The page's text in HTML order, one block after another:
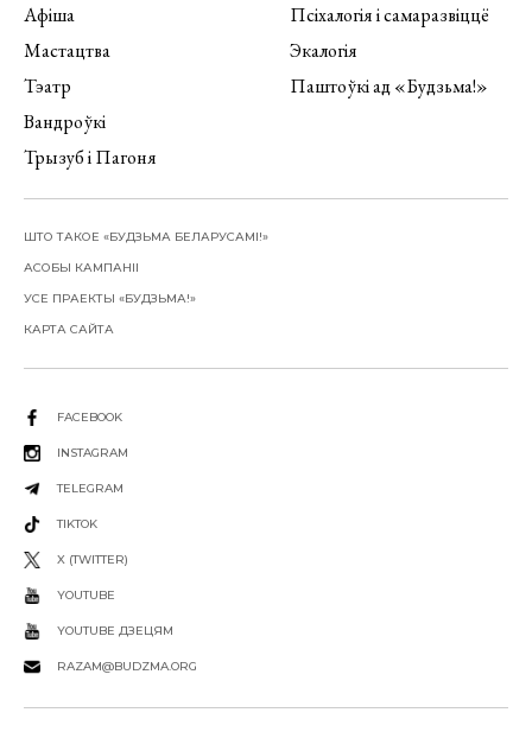
Афіша
Мастацтва
Тэатр
Вандроўкі
Трызуб і Пагоня
Псіхалогія і самаразвіццё
Экалогія
Паштоўкі ад «Будзьма!»
ШТО ТАКОЕ «БУДЗЬМА БЕЛАРУСАМІ!»
АСОБЫ КАМПАНІІ
УСЕ ПРАЕКТЫ «БУДЗЬМА!»
КАРТА САЙТА
FACEBOOK
INSTAGRAM
TELEGRAM
TIKTOK
X (TWITTER)
YOUTUBE
YOUTUBE ДЗЕЦЯМ
RAZAM@BUDZMA.ORG